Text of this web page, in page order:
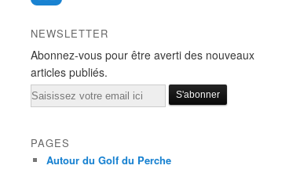
NEWSLETTER
Abonnez-vous pour être averti des nouveaux
articles publiés.
Email
PAGES
Autour du Golf du Perche